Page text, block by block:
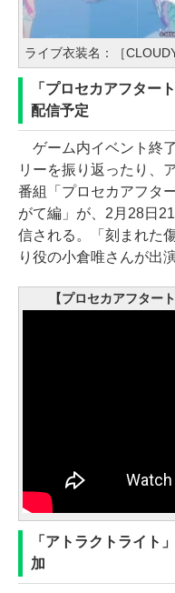
ライブ衣装名：［
「プロセカアフター
配信予定
ゲーム内イベント終
リーを振り返ったり、
番組「プロセカアフタ
がて編」が、2月28日
信される。「刻まれた
り役の小倉唯さんが出
【プロセカアフター
「アトラクトライト
加